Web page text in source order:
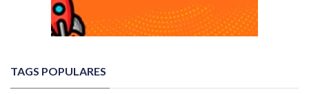
TAGS POPULARES